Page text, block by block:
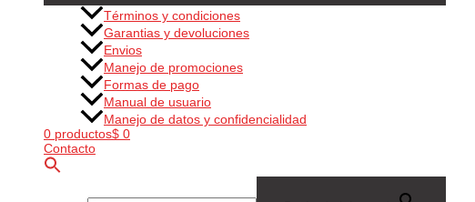
Términos y condiciones
Garantias y devoluciones
Envios
Manejo de promociones
Formas de pago
Manual de usuario
Manejo de datos y confidencialidad
0 productos$ 0
Contacto